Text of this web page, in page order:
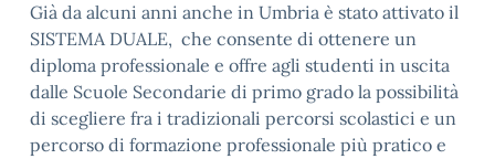
Già da alcuni anni anche in Umbria è stato attivato il
SISTEMA DUALE, che consente di ottenere un
diploma professionale e offre agli studenti in uscita
dalle Scuole Secondarie di primo grado la possibilità
di scegliere fra i tradizionali percorsi scolastici e un
percorso di formazione professionale più pratico e